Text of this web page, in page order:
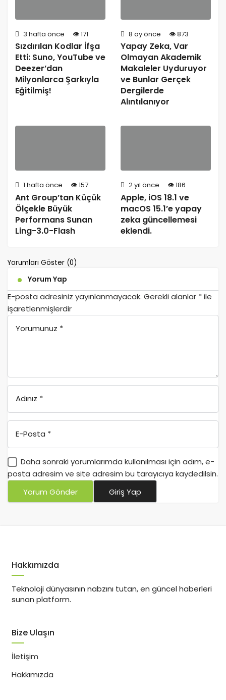
3 hafta önce 171
Sızdırılan Kodlar İfşa
Etti: Suno, YouTube ve
Deezer’dan
Milyonlarca Şarkıyla
Eğitilmiş!
8 ay önce 873
Yapay Zeka, Var
Olmayan Akademik
Makaleler Uyduruyor
ve Bunlar Gerçek
Dergilerde
Alıntılanıyor
1 hafta önce 157
Ant Group’tan Küçük
Ölçekle Büyük
Performans Sunan
Ling-3.0-Flash
2 yıl önce 186
Apple, iOS 18.1 ve
macOS 15.1’e yapay
zeka güncellemesi
eklendi.
Yorumları Göster (0)
Yorum Yap
E-posta adresiniz yayınlanmayacak. Gerekli alanlar *ile
işaretlenmişlerdir
Yorumunuz *
Adınız *
E-Posta *
Daha sonraki yorumlarımda kullanılması için adım, e-
posta adresim ve site adresim bu tarayıcıya kaydedilsin.
Yorum Gönder
Giriş Yap
Hakkımızda
Teknoloji dünyasının nabzını tutan, en güncel haberleri
sunan platform.
Bize Ulaşın
İletişim
Hakkımızda